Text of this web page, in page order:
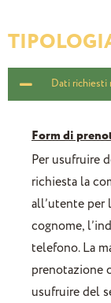
Dati richiesti
Form di
Per usufruire
richiesta la
all’utente per
cognome,
telefono. La
prenotazione
usufruire del